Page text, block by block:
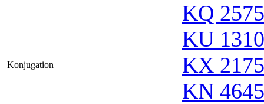
Konjugation
KQ 2575
KU 1310
KX 2175
KN 4645